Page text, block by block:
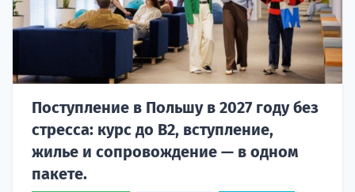
Поступление в Польшу в 2027 году без
стресса: курс до B2, вступление,
жилье и сопровождение — в одном
пакете.